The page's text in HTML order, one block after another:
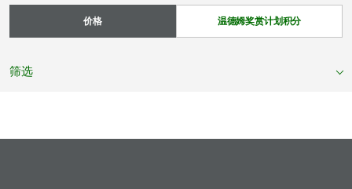
价格 温德姆奖赏计划积分
筛选